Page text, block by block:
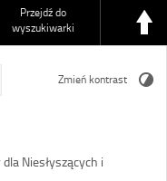
Przejdź do
wyszukiwarki
Niesłyszących i
Zmień kontrast